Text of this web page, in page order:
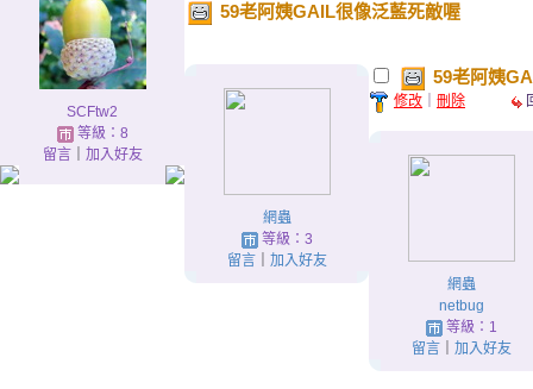
SCFtw2
等級：8
留言｜ 加入好友
59老阿姨GAIL很像泛藍死敵喔
網蟲
等級：3
留言｜ 加入好友
59老阿姨
修改 刪除
網蟲
netbug
等級：1
留言｜ 加入好友